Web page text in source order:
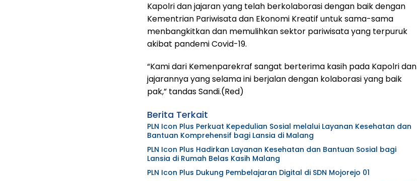
Kapolri dan jajaran yang telah berkolaborasi dengan baik dengan
Kementrian Pariwisata dan Ekonomi Kreatif untuk sama-sama
menbangkitkan dan memulihkan sektor pariwisata yang terpuruk
akibat pandemi Covid-19.
“Kami dari Kemenparekraf sangat berterima kasih pada Kapolri dan
jajarannya yang selama ini berjalan dengan kolaborasi yang baik
pak,” tandas Sandi.(Red)
Berita Terkait
PLN Icon Plus Perkuat Kepedulian Sosial melalui Layanan Kesehatan dan
Bantuan Komprehensif bagi Lansia di Malang
PLN Icon Plus Hadirkan Layanan Kesehatan dan Bantuan Sosial bagi
Lansia di Rumah Belas Kasih Malang
PLN Icon Plus Dukung Pembelajaran Digital di SDN Mojorejo 01